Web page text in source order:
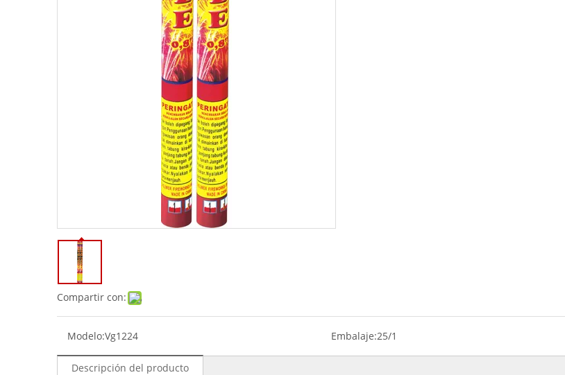
Compartir con:
Modelo:Vg1224 Embalaje:25/1
Descripción del producto